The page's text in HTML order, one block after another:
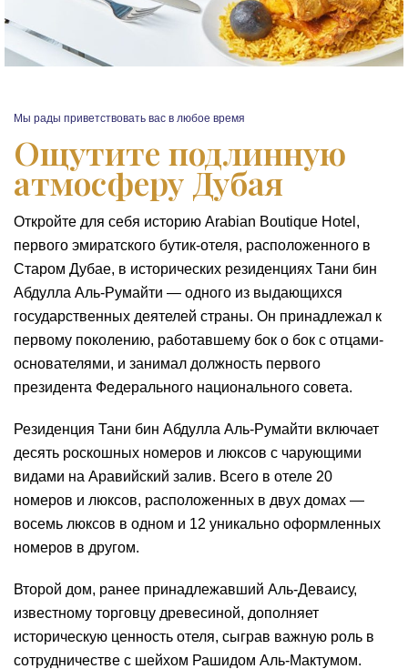
Мы рады приветствовать вас в любое время
Ощутите подлинную
атмосферу Дубая
Откройте для себя историю Arabian Boutique Hotel,
первого эмиратского бутик-отеля, расположенного в
Старом Дубае, в исторических резиденциях Тани бин
Абдулла Аль-Румайти — одного из выдающихся
государственных деятелей страны. Он принадлежал к
первому поколению, работавшему бок о бок с отцами-
основателями, и занимал должность первого
президента Федерального национального совета.
Резиденция Тани бин Абдулла Аль-Румайти включает
десять роскошных номеров и люксов с чарующими
видами на Аравийский залив. Всего в отеле 20
номеров и люксов, расположенных в двух домах —
восемь люксов в одном и 12 уникально оформленных
номеров в другом.
Второй дом, ранее принадлежавший Аль-Деваису,
известному торговцу древесиной, дополняет
историческую ценность отеля, сыграв важную роль в
сотрудничестве с шейхом Рашидом Аль-Мактумом.